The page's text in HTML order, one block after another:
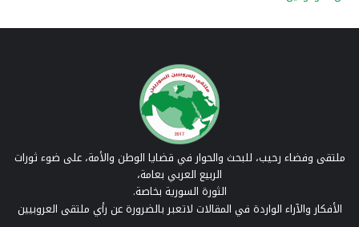
ملتقى وفضاء رحيب، للبحث والحوار في قضايا الوطن والأمة، على ضوء ثورات
الربيع العربي بعامة،
الثورة السورية بخاصة.
الأفكار والآراء الواردة في المقالات لاتعبر بالضرورة عن رأي ملتقى العروبيين